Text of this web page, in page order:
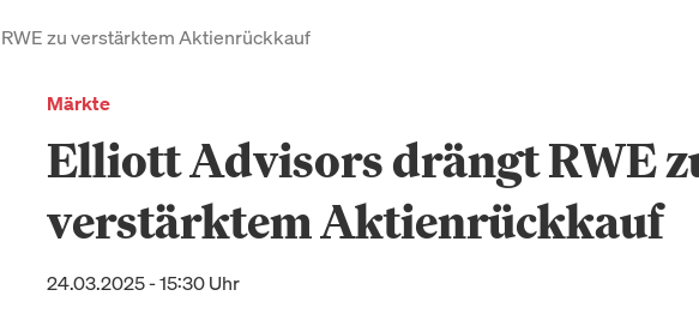
zu verstärktem Aktienrückkauf
Märkte
Elliott Advisors drängt RWE
verstärktem Aktienrückkauf
24.03.2025 - 15:30 Uhr